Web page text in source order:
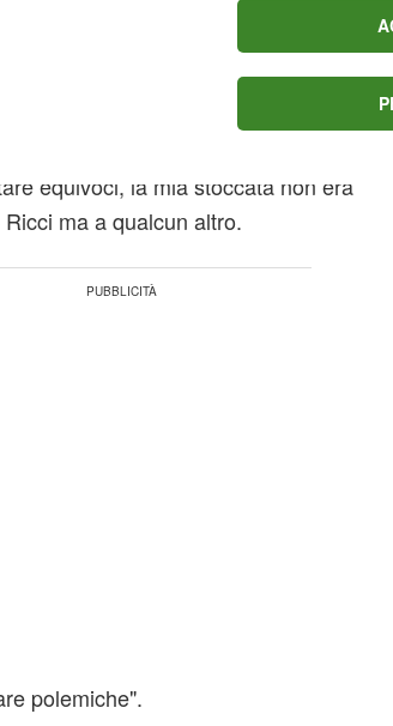
Notizia - che ha trattato in queste
- facendo capire come il
equivoci, la mia stoccata non era
ma a qualcun altro.
polemiche".